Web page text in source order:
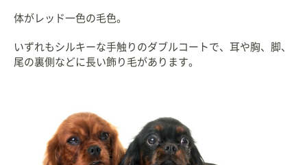
体がレッド一色の毛色。
いずれもシルキーな手触りのダブルコートで、耳や胸、脚、
尾の裏側などに長い飾り毛があります。